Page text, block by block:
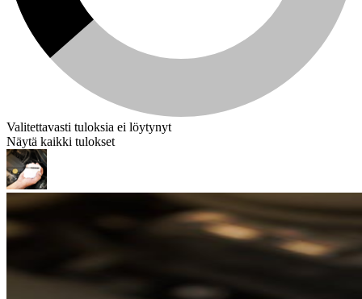
Valitettavasti tuloksia ei löytynyt
Näytä kaikki tulokset